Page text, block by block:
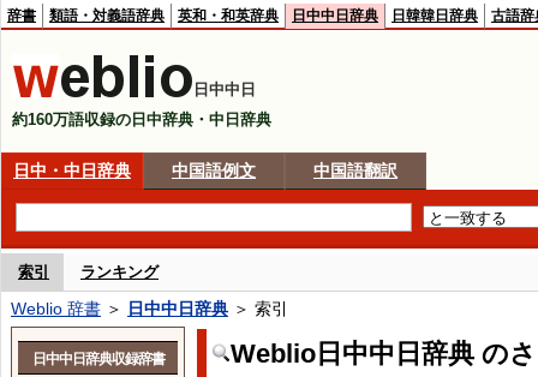
辞書 類語・対義語辞典 英和・和英辞典 日中中日辞典 日韓韓日辞典 古語辞
日中中日
約160万語収録の日中辞典・中日辞典
日中・中日辞典 中国語例文 中国語翻訳
索引 ランキング
Weblio 辞書 ＞ 日中中日辞典 ＞ 索引
Weblio日中中日辞典 の
日中中日辞典収録辞書